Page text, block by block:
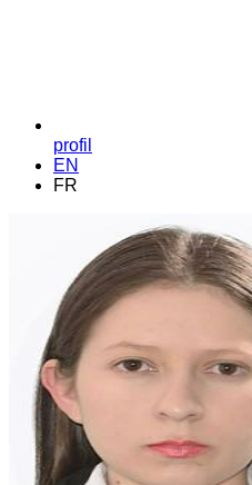
profil
EN
FR